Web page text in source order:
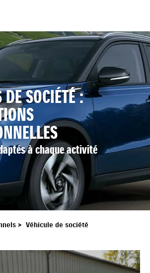
SOCIÉTÉ :
à chaque activité
> Véhicule de société